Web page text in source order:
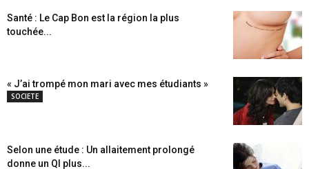
Santé : Le Cap Bon est la région la plus
touchée...
« J’ai trompé mon mari avec mes étudiants »
SOCIETE
Selon une étude : Un allaitement prolongé
donne un QI plus...